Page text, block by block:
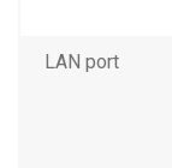
LAN port